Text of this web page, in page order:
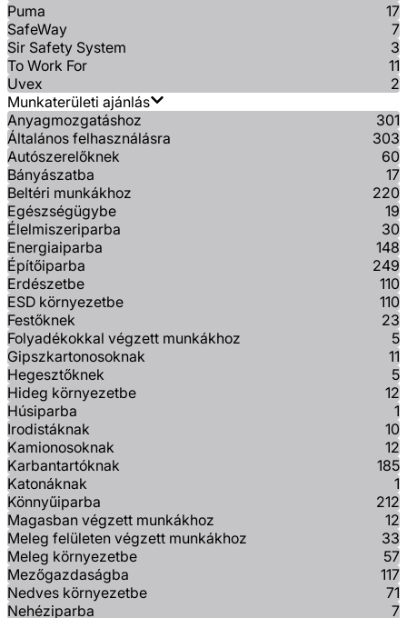
Puma
17
SafeWay
7
Sir Safety System
3
To Work For
11
Uvex
2
Munkaterületi ajánlás
Anyagmozgatáshoz
301
Általános felhasználásra
303
Autószerelőknek
60
Bányászatba
17
Beltéri munkákhoz
220
Egészségügybe
19
Élelmiszeriparba
30
Energiaiparba
148
Építőiparba
249
Erdészetbe
110
ESD környezetbe
110
Festőknek
23
Folyadékokkal végzett munkákhoz
5
Gipszkartonosoknak
11
Hegesztőknek
5
Hideg környezetbe
12
Húsiparba
1
Irodistáknak
10
Kamionosoknak
12
Karbantartóknak
185
Katonáknak
1
Könnyűiparba
212
Magasban végzett munkákhoz
12
Meleg felületen végzett munkákhoz
33
Meleg környezetbe
57
Mezőgazdaságba
117
Nedves környezetbe
71
Nehéziparba
7